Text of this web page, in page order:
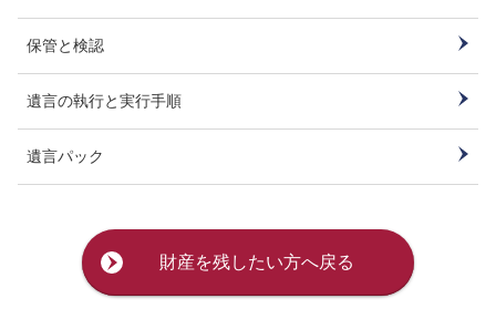
保管と検認
遺言の執行と実行手順
遺言パック
財産を残したい方へ戻る